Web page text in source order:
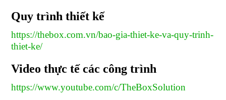
Quy trình thiết kế
https://thebox.com.vn/bao-gia-thiet-ke-va-quy-trinh-
thiet-ke/
Video thực tế các công trình
https://www.youtube.com/c/TheBoxSolution